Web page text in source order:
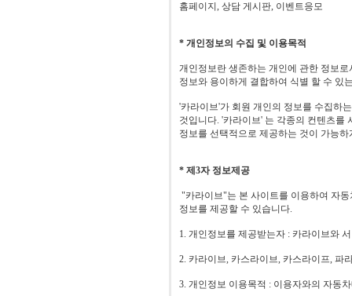
홈페이지, 상담 게시판, 이벤트응모
* 개인정보의 수집 및 이용목적
개인정보란 생존하는 개인에 관한 정보
정보와 용이하게 결합하여 식별 할 수 있
'카라이브'가 회원 개인의 정보를 수집하
것입니다. '카라이브' 는 각종의 컨텐츠를
정보를 선택적으로 제공하는 것이 가능
* 제3자 정보제공
"카라이브"는 본 사이트를 이용하여 자
정보를 제공할 수 있습니다.
1. 개인정보를 제공받는자 : 카라이브와
2. 카라이브, 카스라이브, 카스라이프, 파
3. 개인정보 이용목적 : 이용자와의 자동